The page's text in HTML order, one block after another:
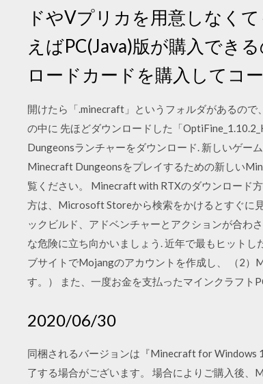
ドやVプリカを用意しなく
えばPC(Java)版が購入でき
ロードカードを購入してコ
開けたら「.minecraft」というフォルダがあるの
の中に 先ほどダウンロードした「
Dungeonsランチャーをダウンロード. 新しいゲー
Minecraft Dungeonsをプレイするための新しい
覧ください。 Minecraft with RTXのダウンロード
方は、Microsoft Storeから検索をかけるとすぐに
ックビルド、アドベンチャーとアクションが合わ
な危険に立ち向かいましょう. 近年で最もヒット
ブサイトでMojangのアカウントを作成し、 （2
す。） また、一度お金を支払ったマインクラフト
2020/06/30
同梱されるバージョンは『Minecraft for Windows
了する場合がございます。 場合によりご購入後